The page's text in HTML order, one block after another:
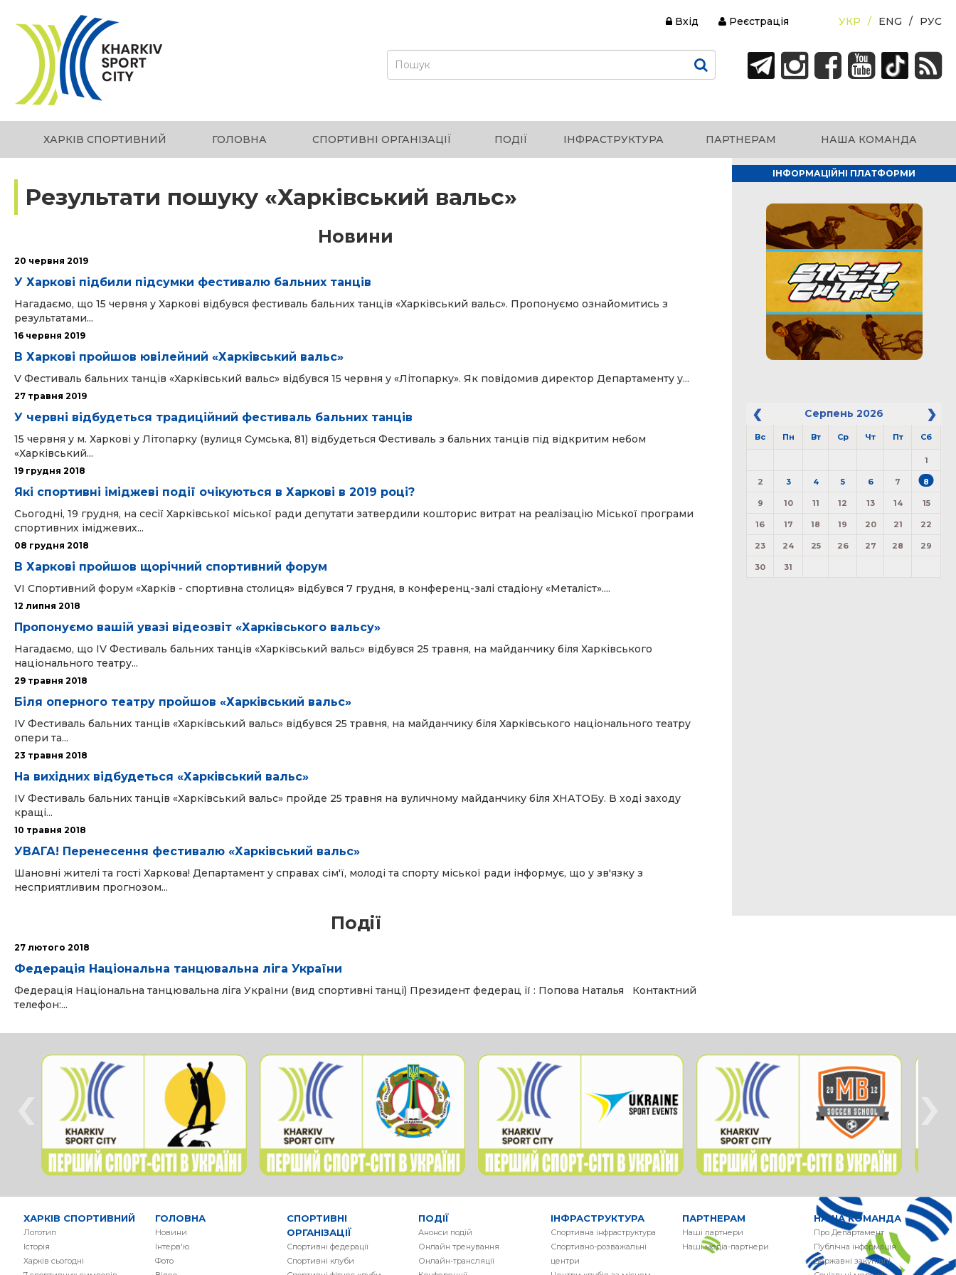
РУС
ENG
УКР
Реєстрація
Вхід
ХАРКІВ СПОРТИВНИЙ ГОЛОВНА СПОРТИВНІ ОРГАНІЗАЦІЇ ПОДІЇ ІНФРАСТРУКТУРА ПАРТНЕРАМ НАША КОМАНДА
Результати пошуку «Харківський вальс»
Новини
20 червня 2019
У Харкові підбили підсумки фестивалю бальних танців
Нагадаємо, що 15 червня у Харкові відбувся фестиваль бальних танців «Харківський вальс». Пропонуємо ознайомитись з
результатами...
16 червня 2019
В Харкові пройшов ювілейний «Харківський вальс»
V Фестиваль бальних танців «Харківський вальс» відбувся 15 червня у «Літопарку». Як повідомив директор Департаменту у...
27 травня 2019
У червні відбудеться традиційний фестиваль бальних танців
15 червня у м. Харкові у Літопарку (вулиця Сумська, 81) відбудеться Фестиваль з бальних танців під відкритим небом
«Харківський...
19 грудня 2018
Які спортивні іміджеві події очікуються в Харкові в 2019 році?
Сьогодні, 19 грудня, на сесії Харківської міської ради депутати затвердили кошторис витрат на реалізацію Міської програми
спортивних іміджевих...
08 грудня 2018
В Харкові пройшов щорічний спортивний форум
VІ Спортивний форум «Харків - спортивна столиця» відбувся 7 грудня, в конференц-залі стадіону «Металіст»....
12 липня 2018
Пропонуємо вашій увазі відеозвіт «Харківського вальсу»
Нагадаємо, що IV Фестиваль бальних танців «Харківський вальс» відбувся 25 травня, на майданчику біля Харківського
національного театру...
29 травня 2018
Біля оперного театру пройшов «Харківський вальс»
IV Фестиваль бальних танців «Харківський вальс» відбувся 25 травня, на майданчику біля Харківського національного театру
опери та...
23 травня 2018
На вихідних відбудеться «Харківський вальс»
IV Фестиваль бальних танців «Харківський вальс» пройде 25 травня на вуличному майданчику біля ХНАТОБу. В ході заходу
кращі...
10 травня 2018
УВАГА! Перенесення фестивалю «Харківський вальс»
Шановні жителі та гості Харкова! Департамент у справах сім'ї, молоді та спорту міської ради інформує, що у зв'язку з
несприятливим прогнозом...
Події
27 лютого 2018
Федерація Національна танцювальна ліга України
Федерація Національна танцювальна ліга України (вид спортивні танці) Президент федерац ії : Попова Наталья Контактний
телефон:...
ІНФОРМАЦІЙНІ ПЛАТФОРМИ
Серпень 2026
Вс Пн Вт Ср Чт Пт Сб
1
2 3 4 5 6 7 8
9 10 11 12 13 14 15
16 17 18 19 20 21 22
23 24 25 26 27 28 29
30 31
ХАРКІВ СПОРТИВНИЙ
Логотип
Історія
Харків сьогодні
ГОЛОВНА
Новини
Інтерв'ю
Фото
СПОРТИВНІ
ОРГАНІЗАЦІЇ
Спортивні федерації
Спортивні клуби
ПОДІЇ
Анонси подій
Онлайн тренування
Онлайн-трансляції
ІНФРАСТРУКТУРА
Спортивна інфраструктура
Спортивно-розважальні
центри
ПАРТНЕРАМ
Наші партнери
Наші медіа-партнери
НАША КОМАНДА
Про Департамент
Публічна інформація
Державні закупівлі